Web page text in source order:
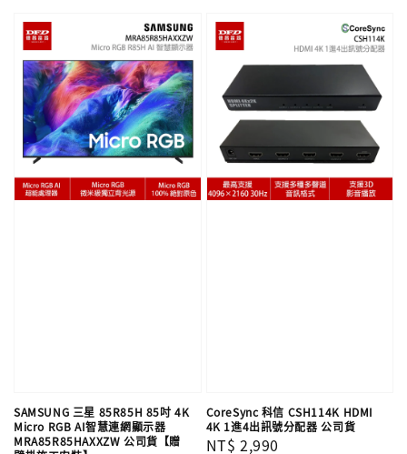
SAMSUNG 三星 85R85H 85吋 4K
Micro RGB AI智慧連網顯示器
MRA85R85HAXXZW 公司貨【贈
CoreSync 科信 CSH114K HDMI
4K 1進4出訊號分配器 公司貨
Regular
NT$ 2,990